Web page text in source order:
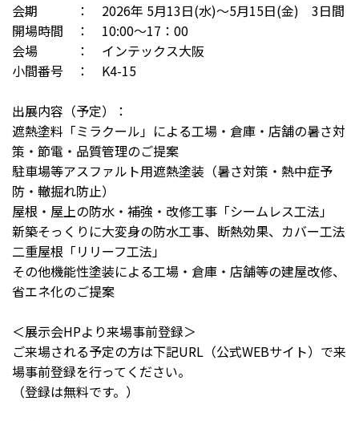
会期 ： 2026年 5月13日(水)～5月15日(金) 3日間
開場時間 ： 10:00～17：00
会場 ： インテックス大阪
小間番号 ： K4-15
出展内容（予定）：
遮熱塗料「ミラクール」による工場・倉庫・店舗の暑さ対
策・節電・品質管理のご提案
駐車場等アスファルト用遮熱塗装（暑さ対策・熱中症予
防・轍掘れ防止）
屋根・屋上の防水・補強・改修工事「シームレス工法」
新築そっくりに大変身の防水工事、断熱効果、カバー工法
二重屋根「リリーフ工法」
その他機能性塗装による工場・倉庫・店舗等の建屋改修、
省エネ化のご提案
＜展示会HPより来場事前登録＞
ご来場される予定の方は下記URL（公式WEBサイト）で来
場事前登録を行ってください。
（登録は無料です。）